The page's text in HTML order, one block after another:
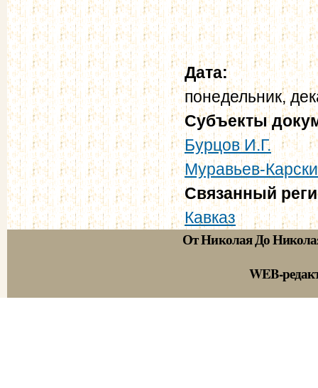
Дата:
понедельник,
Субъекты
Бурцов И.Г.
Муравьев-
Связанный
Кавказ
От Николая До
WEB-